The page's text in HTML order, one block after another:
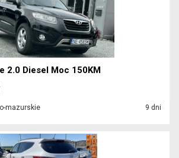
2.0 Diesel Moc 150KM
mazurskie 9 dni